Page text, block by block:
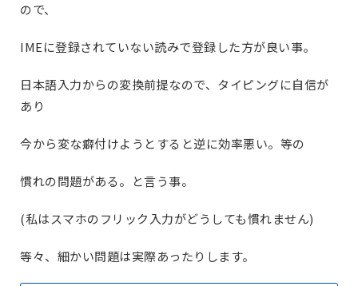
ので、
IMEに登録されていない読みで登録した方が良い事。
日本語入力からの変換前提なので、タイピングに自信が
あり
今から変な癖付けようとすると逆に効率悪い。等の
慣れの問題がある。と言う事。
(私はスマホのフリック入力がどうしても慣れません)
等々、細かい問題は実際あったりします。